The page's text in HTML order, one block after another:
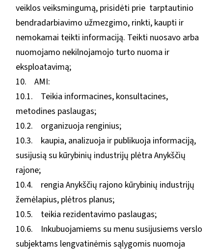
veiklos veiksmingumą, prisidėti prie tarptautinio
bendradarbiavimo užmezgimo, rinkti, kaupti ir
nemokamai teikti informaciją. Teikti nuosavo arba
nuomojamo nekilnojamojo turto nuoma ir
eksploatavimą;
10. AMI:
10.1. Teikia informacines, konsultacines,
metodines paslaugas;
10.2. organizuoja renginius;
10.3. kaupia, analizuoja ir publikuoja informaciją,
susijusią su kūrybinių industrijų plėtra Anykščių
rajone;
10.4. rengia Anykščių rajono kūrybinių industrijų
žemėlapius, plėtros planus;
10.5. teikia rezidentavimo paslaugas;
10.6. Inkubuojamiems su menu susijusiems verslo
subjektams lengvatinėmis sąlygomis nuomoja